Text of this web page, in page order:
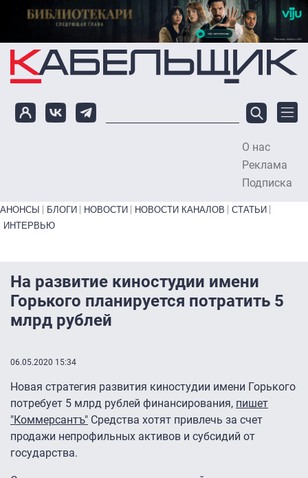
Перейти к основному содержанию
О нас
Реклама
Подписка
Primary links bottom
АНОНСЫ БЛОГИ НОВОСТИ НОВОСТИ КАНАЛОВ
СТАТЬИ
ИНТЕРВЬЮ
На развитие киностудии имени
Горького планируется потратить 5
млрд рублей
06.05.2020 15:34
Новая стратегия развития киностудии имени Горького
потребует 5 млрд рублей финансирования, пишет
"Коммерсантъ" Средства хотят привлечь за счет
продажи непрофильных активов и субсидий от
государства.